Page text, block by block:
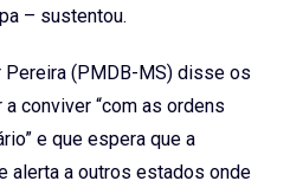
– sustentou.
Pereira (PMDB-MS) disse os
conviver “com as ordens
e que espera que a
alerta a outros estados onde